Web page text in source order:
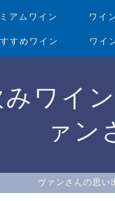
アムワイン ワイ
すめワイン ワイ
ワイ
ァ
ヴァンさんの思い